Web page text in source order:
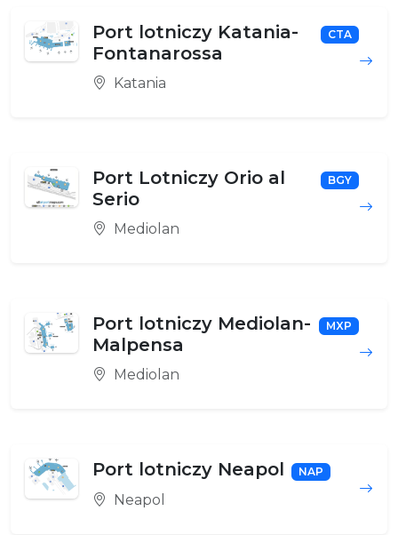
Port lotniczy Katania-
Fontanarossa
CTA
Katania
Port Lotniczy Orio al
Serio
BGY
Mediolan
Port lotniczy Mediolan-
Malpensa
MXP
Mediolan
Port lotniczy Neapol NAP
Neapol